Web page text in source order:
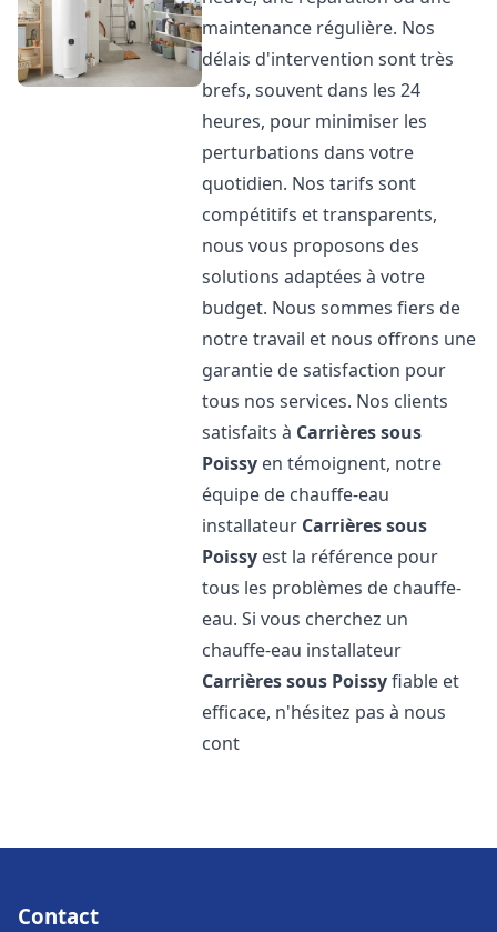
maintenance régulière. Nos
délais d'intervention sont très
brefs, souvent dans les 24
heures, pour minimiser les
perturbations dans votre
quotidien. Nos tarifs sont
compétitifs et transparents,
nous vous proposons des
solutions adaptées à votre
budget. Nous sommes fiers de
notre travail et nous offrons une
garantie de satisfaction pour
tous nos services. Nos clients
satisfaits à Carrières sous
Poissy en témoignent, notre
équipe de chauffe-eau
installateur Carrières sous
Poissy est la référence pour
tous les problèmes de chauffe-
eau. Si vous cherchez un
chauffe-eau installateur
Carrières sous Poissyfiable et
efficace, n'hésitez pas à nous
cont
Contact